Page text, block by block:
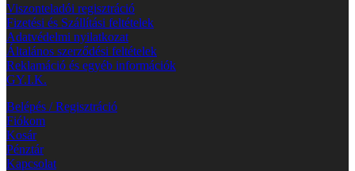
Viszonteladói regisztráció
Fizetési és Szállítási feltételek
Adatvédelmi nyilatkozat
Általános szerződési feltételek
Reklamáció és egyéb információk
GY.I.K.
Belépés / Regisztráció
Fiókom
Kosár
Pénztár
Kapcsolat